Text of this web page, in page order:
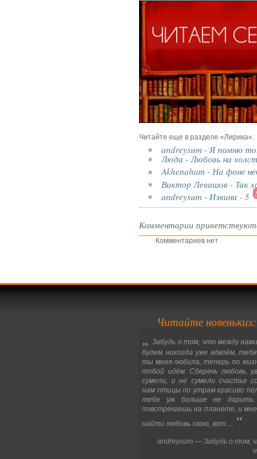
Читайте еще в разделе «Лирика»:
andreysum - Я помню
Люда - Любовь на
Akhenaham - На фоне
Виктор Левашов - Так
andreysum - Извини - 5
Комментарии
Комментариев нет
Читайте новеньких:
„Забудь о том, что между
будем никогда уже вдвоём,
ты меня любила, теперь по
тобой идём. Сберечь любовь,
сумели, и не сумели счастье
нам птицы по утрам красиво
тебе уж больше не дарить.
повстречаешь на планете, и
найти любовь свою, вот ... “
andreysum — Забудь о том,